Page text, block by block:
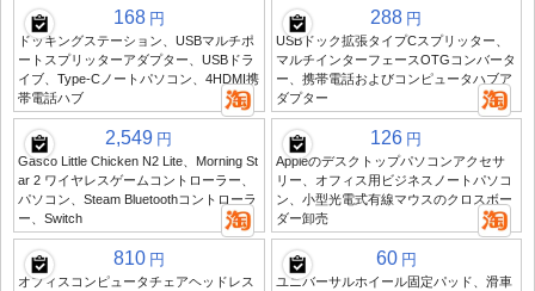
168 円
ドッキングステーション、USBマルチポ
ートスプリッターアダプター、USBドラ
イブ、Type-Cノートパソコン、4HDMI携
帯電話ハブ
288 円
USBドック拡張タイプCスプリッター、
マルチインターフェースOTGコンバータ
ー、携帯電話およびコンピュータハブア
ダプター
2,549 円
Gasco Little Chicken N2 Lite、Morning St
ar 2 ワイヤレスゲームコントローラー、
パソコン、Steam Bluetoothコントローラ
ー、Switch
126 円
Appleのデスクトップパソコンアクセサ
リー、オフィス用ビジネスノートパソコ
ン、小型光電式有線マウスのクロスボー
ダー卸売
810 円
オフィスコンピュータチェアヘッドレス
60 円
ユニバーサルホイール固定パッド、滑車